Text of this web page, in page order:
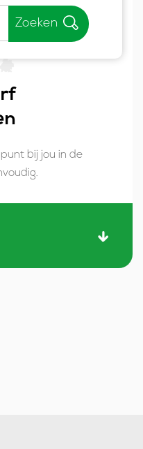
Zoeken
bij jou in de